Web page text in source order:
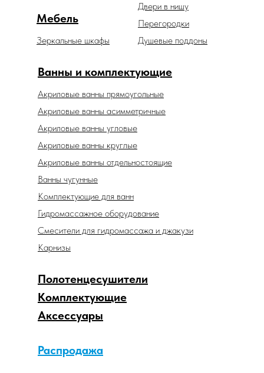
Ванны и комплектующие
Акриловые ванны прямоугольные
Зеркальные шкафы
Мебель
Двери в нишу
Перегородки
Аксессуары
Распродажа
Комплектующие
Душевые поддоны
Акриловые ванны отдельностоящие
Акриловые ванны асимметричные
Акриловые ванны угловые
Акриловые ванны круглые
Ванны чугунные
Комплектующие для ванн
Гидромассажное оборудование
Смесители для гидромассажа и джакузи
Карнизы
Полотенцесушители